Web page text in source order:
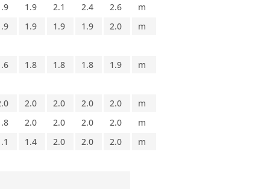
1.9 2.1 2.4 2.6
m
1.9 1.9 1.9 2.0 m
1.8 1.8 1.8 1.9 m
2.0 2.0 2.0 2.0
m
2.0 2.0 2.0 2.0
m
1.4 2.0 2.0 2.0 m